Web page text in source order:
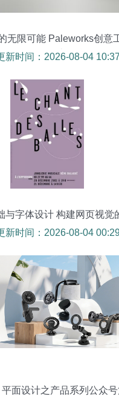
无限可能 Paleworks创意
象设计的精髓
新时间：2026-08-04
与字体设计 构建网页视觉
新时间：2026-08-04
平面设计之产品系列公众号